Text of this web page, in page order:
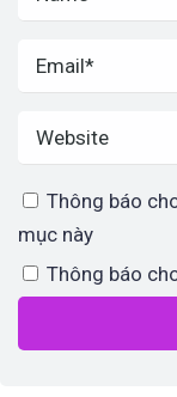
Thông báo
mục này
Thông báo